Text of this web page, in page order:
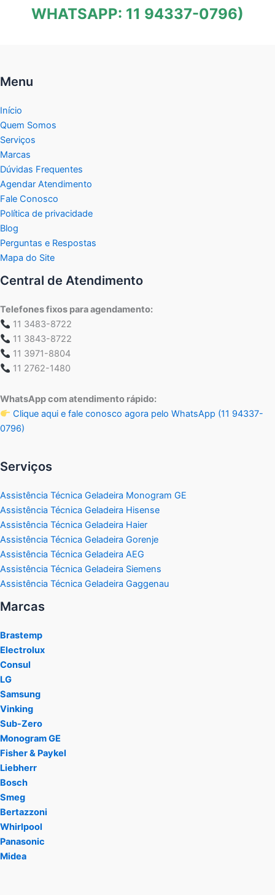
WHATSAPP: 11 94337-0796)
Menu
Início
Quem Somos
Serviços
Marcas
Dúvidas Frequentes
Agendar Atendimento
Fale Conosco
Política de privacidade
Blog
Perguntas e Respostas
Mapa do Site
Central de Atendimento
Telefones fixos para agendamento:
11 3483-8722
11 3843-8722
11 3971-8804
11 2762-1480
WhatsApp com atendimento rápido:
Clique aqui e fale conosco agora pelo WhatsApp (11 94337-
0796)
Serviços
Assistência Técnica Geladeira Monogram GE
Assistência Técnica Geladeira Hisense
Assistência Técnica Geladeira Haier
Assistência Técnica Geladeira Gorenje
Assistência Técnica Geladeira AEG
Assistência Técnica Geladeira Siemens
Assistência Técnica Geladeira Gaggenau
Marcas
Brastemp
Electrolux
Consul
LG
Samsung
Vinking
Sub-Zero
Monogram GE
Fisher & Paykel
Liebherr
Bosch
Smeg
Bertazzoni
Whirlpool
Panasonic
Midea